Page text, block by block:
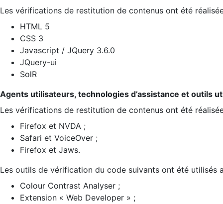
Les vérifications de restitution de contenus ont été
HTML 5
CSS 3
Javascript / JQuery 3.6.0
JQuery-ui
SolR
Agents utilisateurs, technologies d’assistance et outils
Les vérifications de restitution de contenus ont été
Firefox et NVDA ;
Safari et VoiceOver ;
Firefox et Jaws.
Les outils de vérification du code suivants ont été utilisés
Colour Contrast Analyser ;
Extension « Web Developer » ;